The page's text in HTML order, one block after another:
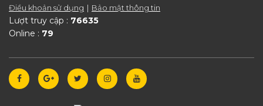
Điều khoản sử dụng
Bảo mật thông tin
Lượt truy cập : 76635
Online : 79